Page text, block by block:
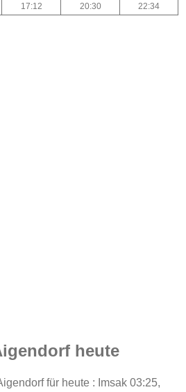
17:12 20:30 22:34
heute
für heute : Imsak 03:25,